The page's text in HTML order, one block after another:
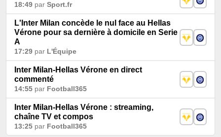
18:49 par Sport.fr
L'Inter Milan concède le nul face au Hellas
Vérone pour sa dernière à domicile en Serie
A
17:29 par L'Équipe
Inter Milan-Hellas Vérone en direct
commenté
14:55 par Football365
Inter Milan-Hellas Vérone : streaming,
chaîne TV et compos
13:25 par Football365